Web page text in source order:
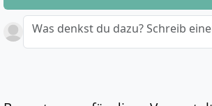
Was denkst du dazu? Schreib